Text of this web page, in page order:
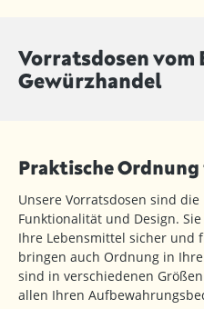
Vorratsdosen vom
Gewürzhandel
Praktische
Unsere Vorratsdosen sind
Funktionalität und Design.
Ihre Lebensmittel sicher und
bringen auch Ordnung in
sind in verschiedenen
allen Ihren